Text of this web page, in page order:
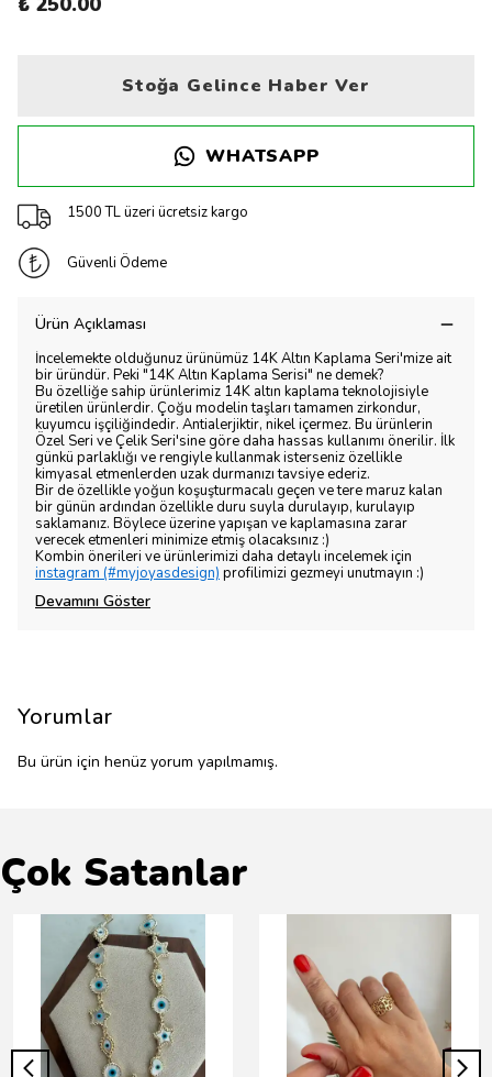
Stoğa Gelince Haber Ver
WHATSAPP
1500 TL üzeri ücretsiz kargo
Güvenli Ödeme
Ürün Açıklaması
İncelemekte olduğunuz ürünümüz 14K Altın Kaplama Seri'mize ait
bir üründür. Peki "14K Altın Kaplama Serisi" ne demek?
Bu özelliğe sahip ürünlerimiz 14K altın kaplama teknolojisiyle
üretilen ürünlerdir. Çoğu modelin taşları tamamen zirkondur,
kuyumcu işçiliğindedir. Antialerjiktir, nikel içermez. Bu ürünlerin
Özel Seri ve Çelik Seri'sine göre daha hassas kullanımı önerilir. İlk
günkü parlaklığı ve rengiyle kullanmak isterseniz özellikle
kimyasal etmenlerden uzak durmanızı tavsiye ederiz.
Bir de özellikle yoğun koşuşturmacalı geçen ve tere maruz kalan
bir günün ardından özellikle duru suyla durulayıp, kurulayıp
saklamanız. Böylece üzerine yapışan ve kaplamasına zarar
verecek etmenleri minimize etmiş olacaksınız :)
Kombin önerileri ve ürünlerimizi daha detaylı incelemek için
instagram (#myjoyasdesign) profilimizi gezmeyi unutmayın :)
Devamını Göster
Yorumlar
Bu ürün için henüz yorum yapılmamış.
Çok Satanlar